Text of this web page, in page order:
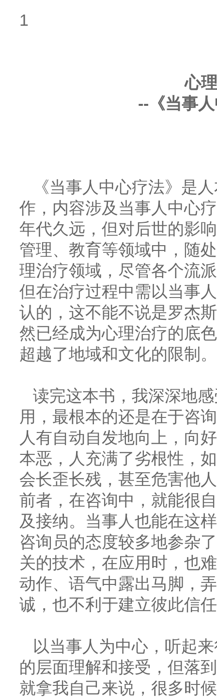
1
心
-- 《当事
《当事人中心疗法》是
作，内容涉及当事人中心
年代久远，但对后世的影
管理、教育等领域中，随
理治疗领域，尽管各个流
但在治疗过程中需以当事
认的，这不能不说是罗杰
然已经成为心理治疗的底
超越了地域和文化的限制。
读完这本书，我深深地
用，最根本的还是在于咨
人有自动自发地向上，向
本恶，人充满了劣根性，
会长歪长残，甚至危害他
前者，在咨询中，就能很
及接纳。当事人也能在这
咨询员的态度较多地参杂
关的技术，在应用时，也
动作、语气中露出马脚，
诚，也不利于建立彼此信
以当事人为中心，听起
的层面理解和接受，但落
就拿我自己来说，很多时